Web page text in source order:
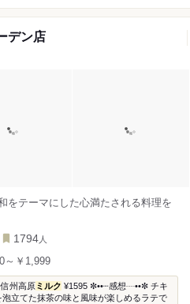
デン店
をテーマにした心満たされる料理を
1794 人
～￥1,999
州高原 ミルク ¥1595 ✼••┈感想┈••✼ チキ
泡立てた抹茶の味と風味が楽しめるラテで